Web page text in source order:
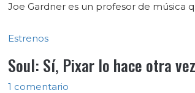
Joe Gardner es un profesor de música
Estrenos
Soul: Sí, Pixar lo hace otra
1 comentario